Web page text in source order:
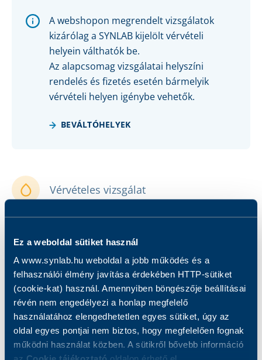
Ez a weboldal sütiket használ
A www.synlab.hu weboldal a jobb működés és a
felhasználói élmény javítása érdekében HTTP-sütiket
(cookie-kat) használ. Amennyiben böngészője beállításai
révén nem engedélyezi a honlap megfelelő
használatához elengedhetetlen egyes sütiket, úgy az
oldal egyes pontjai nem biztos, hogy megfelelően fognak
működni használat közben. A sütikről bővebb információ
A webshopon megrendelt vizsgálatok
kizárólag a SYNLAB kijelölt vérvételi
helyein válthatók be.
Az alapcsomag vizsgálatai helyszíni
rendelés és fizetés esetén bármelyik
vérvételi helyen igénybe vehetők.
BEVÁLTÓHELYEK
Vérvételes vizsgálat
Éhgyomri vizsgálat
Mintavétel díját tartalmazza